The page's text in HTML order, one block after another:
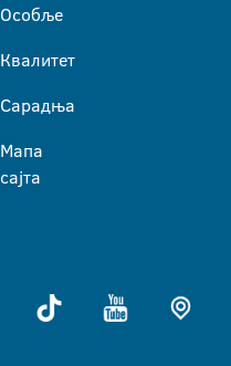
Особље
Квалитет
Сарадња
Мапа
сајта